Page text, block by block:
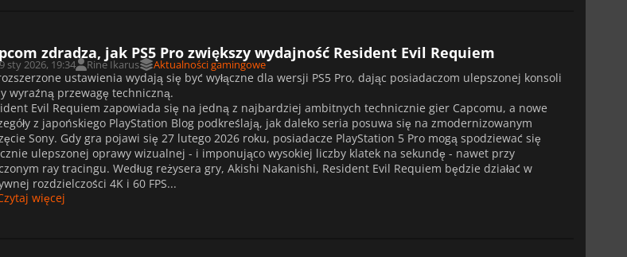
zdradza, jak PS5 Pro zwiększy wydajność Resident Evil Requiem
sty 2026, 19:34 Rine Ikarus Aktualności gamingowe
ustawienia wydają się być wyłączne dla wersji PS5 Pro, dając posiadaczom ulepszonej konsoli
wyraźną przewagę techniczną.
Evil Requiem zapowiada się na jedną z najbardziej ambitnych technicznie gier Capcomu, a nowe
z japońskiego PlayStation Blog podkreślają, jak daleko seria posuwa się na zmodernizowanym
Sony. Gdy gra pojawi się 27 lutego 2026 roku, posiadacze PlayStation 5 Pro mogą spodziewać się
ulepszonej oprawy wizualnej - i imponująco wysokiej liczby klatek na sekundę - nawet przy
ray tracingu. Według reżysera gry, Akishi Nakanishi, Resident Evil Requiem będzie działać w
rozdzielczości 4K i 60 FPS...
więcej